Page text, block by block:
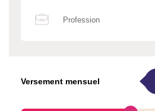
Profession
Versement mensuel